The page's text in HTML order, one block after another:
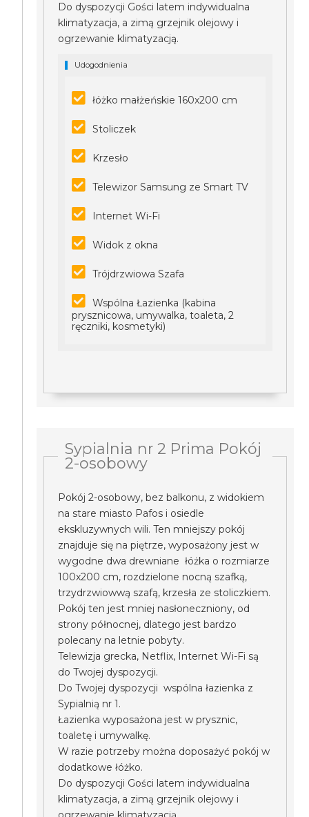
Do dyspozycji Gości latem indywidualna
klimatyzacja, a zimą grzejnik olejowy i
ogrzewanie klimatyzacją.
Udogodnienia
łóżko małżeńskie 160x200 cm
Stoliczek
Krzesło
Telewizor Samsung ze Smart TV
Internet Wi-Fi
Widok z okna
Trójdrzwiowa Szafa
Wspólna Łazienka (kabina
prysznicowa, umywalka, toaleta, 2
ręczniki, kosmetyki)
Sypialnia nr 2 Prima Pokój
2-osobowy
Pokój 2-osobowy, bez balkonu, z widokiem
na stare miasto Pafos i osiedle
ekskluzywnych wili. Ten mniejszy pokój
znajduje się na piętrze, wyposażony jest w
wygodne dwa drewniane łóżka o rozmiarze
100x200 cm, rozdzielone nocną szafką,
trzydrzwiowwą szafą, krzesła ze stoliczkiem.
Pokój ten jest mniej nasłoneczniony, od
strony północnej, dlatego jest bardzo
polecany na letnie pobyty.
Telewizja grecka, Netflix, Internet Wi-Fi są
do Twojej dyspozycji.
Do Twojej dyspozycji wspólna łazienka z
Sypialnią nr 1.
Łazienka wyposażona jest w prysznic,
toaletę i umywalkę.
W razie potrzeby można doposażyć pokój w
dodatkowe łóżko.
Do dyspozycji Gości latem indywidualna
klimatyzacja, a zimą grzejnik olejowy i